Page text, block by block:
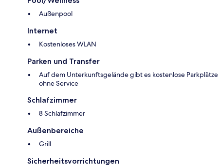
Außenpool
Internet
Kostenloses WLAN
Parken und Transfer
Auf dem Unterkunftsgelände gibt es kostenlose Parkplätze
ohne Service
Schlafzimmer
8 Schlafzimmer
Außenbereiche
Grill
Sicherheitsvorrichtungen